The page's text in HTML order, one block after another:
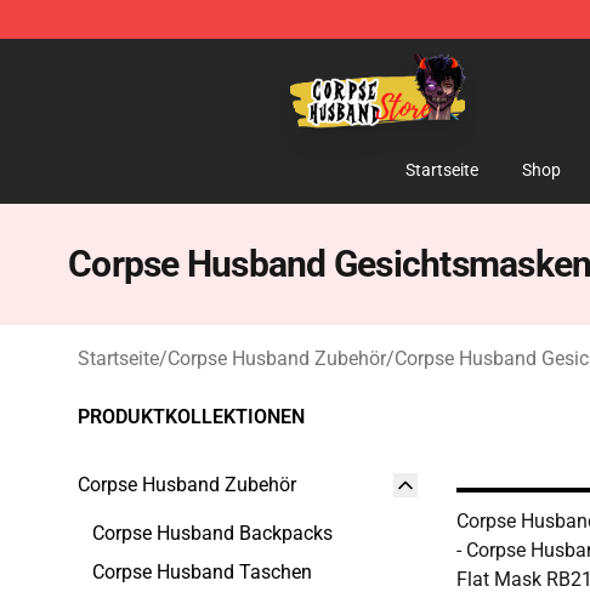
Corpse Husband Shop - Official Corpse Husband
Startseite Shop
Corpse Husband Gesichtsmasken
Startseite/Corpse Husband Zubehör/Corpse Husband
PRODUKTKOLLEKTIONEN
Corpse Husband Zubehör
Corpse Husband Backpacks
Corpse Husband Taschen
Corpse
- Corpse
Flat Mask